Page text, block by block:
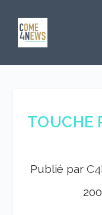
TOUCHE
Publié par